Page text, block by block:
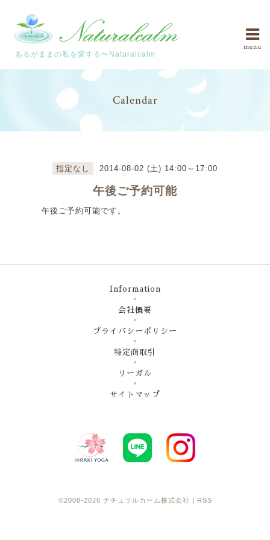
あるがままの私を愛する〜Naturalcalm
menu
Calendar
指定なし 2014-08-02 (土) 14:00～17:00
午後ご予約可能
午後ご予約可能です。
Information
会社概要
プライバシーポリシー
特定商取引
リーガル
サイトマップ
©2008-2026 ナチュラルカーム株式会社 RSS